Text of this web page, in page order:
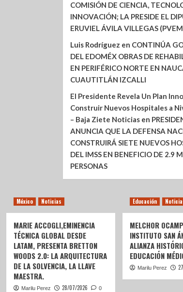
COMISIÓN DE CIENCIA,
INNOVACIÓN; LA PRESIDE EL
ERUVIEL ÁVILA VILLEGAS
Luis Rodríguez en CONTINÚA
DEL EDOMÉX OBRAS DE
EN PERIFÉRICO NORTE EN
CUAUTITLÁN IZCALLI
El Presidente Revela Un Plan
Construir Nuevos Hospitales a
– Baja Ziete Noticiasen
ANUNCIA QUE LA DEFENSA
CONSTRUIRÁ SIETE NUEVOS
DEL IMSS EN BENEFICIO DE 2.9
PERSONAS
México Noticias
MARIE ACCOGLI,EMINENCIA
TÉCNICA GLOBAL DESDE
LATAM, PRESENTA BRETTON
WOODS 2.0: LA ARQUITECTURA
DE LA SOLVENCIA, LA LLAVE
MAESTRA.
Marilu Perez 28/07/2026 0
Educación
MELCHOR
INSTITUTO SAN
ALIANZA
EDUCACIÓN
Marilu Perez